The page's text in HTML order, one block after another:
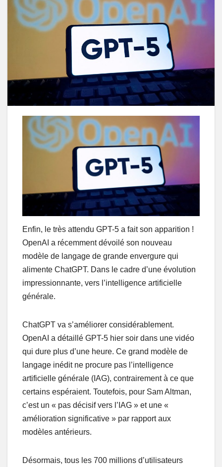
Enfin, le très attendu GPT-5 a fait son apparition !
OpenAI a récemment dévoilé son nouveau
modèle de langage de grande envergure qui
alimente ChatGPT. Dans le cadre d’une évolution
impressionnante, vers l’intelligence artificielle
générale.
ChatGPT va s’améliorer considérablement.
OpenAI a détaillé GPT-5 hier soir dans une vidéo
qui dure plus d’une heure. Ce grand modèle de
langage inédit ne procure pas l’intelligence
artificielle générale (IAG), contrairement à ce que
certains espéraient. Toutefois, pour Sam Altman,
c’est un « pas décisif vers l’IAG » et une «
amélioration significative » par rapport aux
modèles antérieurs.
Désormais, tous les 700 millions d’utilisateurs